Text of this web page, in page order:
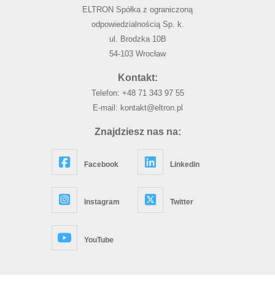
ELTRON Spółka z ograniczoną
odpowiedzialnością Sp. k.
ul. Brodzka 10B
54-103 Wrocław
Kontakt:
Telefon: +48 71 343 97 55
E-mail: kontakt@eltron.pl
Znajdziesz nas na:
Facebook Linkedin
Instagram Twitter
YouTube